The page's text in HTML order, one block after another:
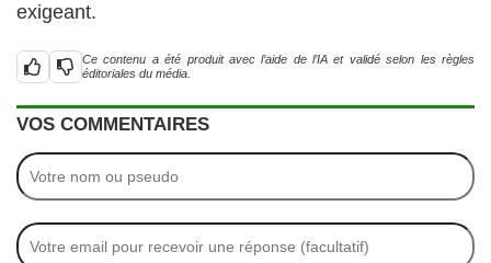
exigeant.
Ce contenu a été produit avec l’aide de l’IA et validé selon les règles
éditoriales du média.
VOS COMMENTAIRES